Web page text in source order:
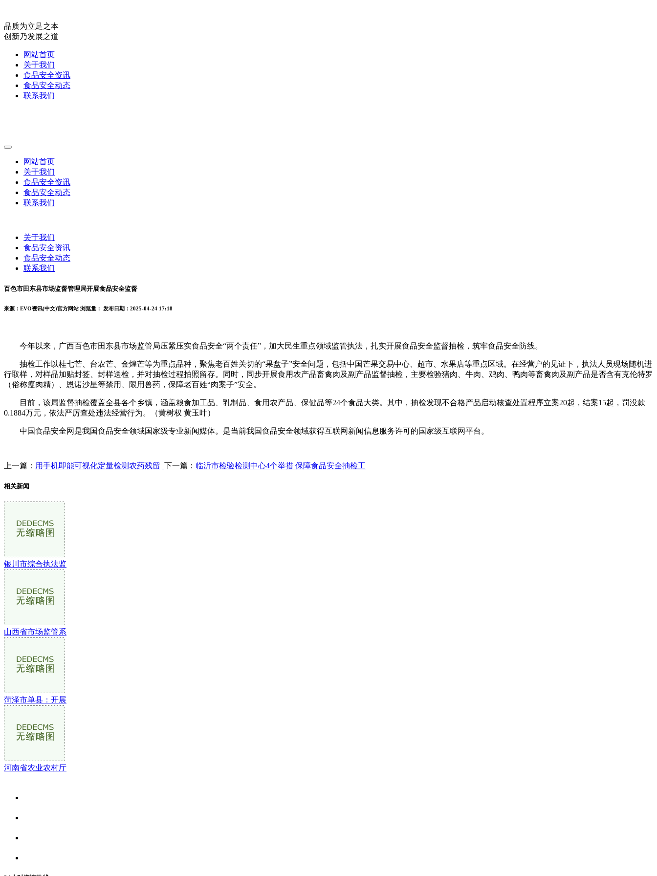
品质为立足之本
创新乃发展之道
网站首页
关于我们
食品安全资讯
食品安全动态
联系我们
网站首页
关于我们
食品安全资讯
食品安全动态
联系我们
关于我们
食品安全资讯
食品安全动态
联系我们
百色市田东县市场监督管理局开展食品安全监督
来源：EVO视讯(中文)官方网站 浏览量： 发布日期：2025-04-24 17:18
今年以来，广西百色市田东县市场监管局压紧压实食品安全“两个责任”，加大民生重点领域监管执法，扎实开展食品安全监督抽检，筑牢食品安全防线。
抽检工作以桂七芒、台农芒、金煌芒等为重点品种，聚焦老百姓关切的“果盘子”安全问题，包括中国芒果交易中心、超市、水果店等重点区域。在经营户的见证下，执法人员现场随机进
行取样，对样品加贴封签、封样送检，并对抽检过程拍照留存。同时，同步开展食用农产品畜禽肉及副产品监督抽检，主要检验猪肉、牛肉、鸡肉、鸭肉等畜禽肉及副产品是否含有克伦特罗
（俗称瘦肉精）、恩诺沙星等禁用、限用兽药，保障老百姓“肉案子”安全。
目前，该局监督抽检覆盖全县各个乡镇，涵盖粮食加工品、乳制品、食用农产品、保健品等24个食品大类。其中，抽检发现不合格产品启动核查处置程序立案20起，结案15起，罚没款
0.1884万元，依法严厉查处违法经营行为。（黄树权 黄玉叶）
中国食品安全网是我国食品安全领域国家级专业新闻媒体。是当前我国食品安全领域获得互联网新闻信息服务许可的国家级互联网平台。
上一篇： 用手机即能可视化定量检测农药残留 下一篇： 临沂市检验检测中心4个举措 保障食品安全抽检工
相关新闻
银川市综合执法监
山西省市场监管系
菏泽市单县：开展
河南省农业农村厅